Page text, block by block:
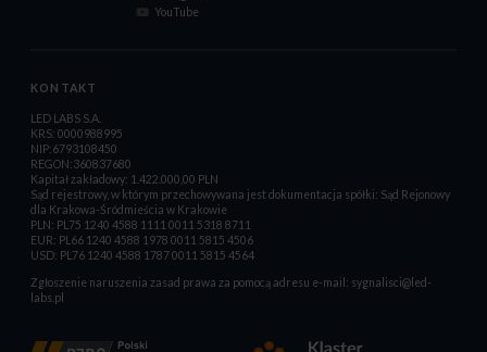
YouTube
KONTAKT
LED LABS S.A.
KRS: 0000988995
NIP:6793108450
REGON:360837680
Kapitał zakładowy: 1.422.000,00 PLN
Sąd rejestrowy, w którym przechowywana jest dokumentacja spółki: Sąd Rejonowy
dla Krakowa-Śródmieścia w Krakowie
PLN: PL75 1240 4588 1111 0011 5318 8711
EUR: PL66 1240 4588 1978 0011 5815 4506
USD: PL76 1240 4588 1787 0011 5815 4564
Zgłoszenie naruszenia zasad prawa za pomocą adresu e-mail: sygnalisci@led-
labs.pl